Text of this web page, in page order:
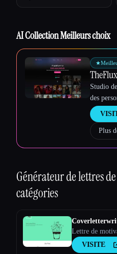
Esc
AI Collection Meilleurs choix
★
Studio
des
des
Plus
Générateur de lettres
catégories
Lettre de
VISITE